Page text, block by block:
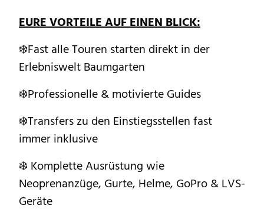
EURE VORTEILE AUF EINEN BLICK:
❄️Fast alle Touren starten direkt in der
Erlebniswelt Baumgarten
❄️Professionelle & motivierte Guides
❄️Transfers zu den Einstiegsstellen fast
immer inklusive
❄️ Komplette Ausrüstung wie
Neoprenanzüge, Gurte, Helme, GoPro & LVS-
Geräte